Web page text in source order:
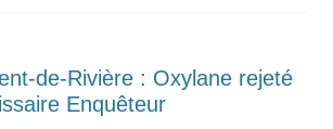
de-Rivière : Oxylane rejeté
Enquêteur